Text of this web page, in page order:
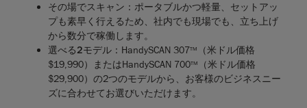
その場でスキャン ： ポータブルかつ軽量、セットアッ
プも素早く行えるため、社内でも現場でも、立ち上げ
から数分で稼働します。
選べる2モデル ： HandySCAN 307TM
（米ドル価格
$19,990）またはHandySCAN 700TM
（米ドル価格
$29,900）の2つのモデルから、お客様のビジネスニー
ズに合わせてお選びいただけます。